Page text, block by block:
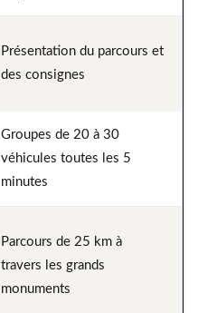
Présentation du parcours et
des consignes
Groupes de 20 à 30
véhicules toutes les 5
minutes
Parcours de 25 km à
travers les grands
monuments